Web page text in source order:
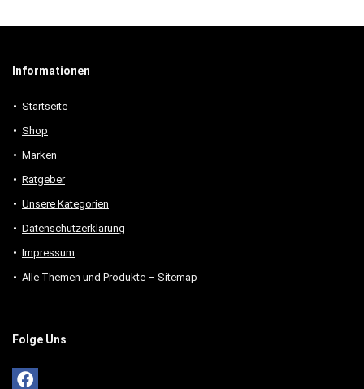
Informationen
Startseite
Shop
Marken
Ratgeber
Unsere Kategorien
Datenschutzerklärung
Impressum
Alle Themen und Produkte – Sitemap
Folge Uns